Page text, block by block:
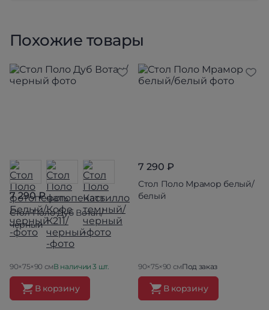
Похожие товары
7 290 ₽
Стол Поло Дуб Вотан/
черный
90×75×90 смВ наличии 3 шт.
В корзину
7 290 ₽
Стол Поло Мрамор белый/
белый
90×75×90 смПод заказ
В корзину